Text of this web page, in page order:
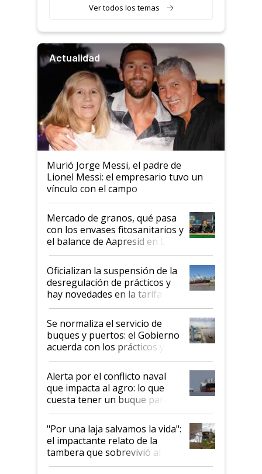
Ver todos los temas
Actualidad
Murió Jorge Messi, el padre de
Lionel Messi: el empresario tuvo un
vínculo con el campo
Mercado de granos, qué pasa
con los envases fitosanitarios y
el balance de Aapresid en La
Posta
Oficializan la suspensión de la
desregulación de prácticos y
hay novedades en la tarifa de
la hidrovía
Se normaliza el servicio de
buques y puertos: el Gobierno
acuerda con los prácticos y
suspende el decreto de
desregulación
Alerta por el conflicto naval
que impacta al agro: lo que
cuesta tener un buque parado
y el peligro de que Argentina
pase a ser "país sucio"
"Por una laja salvamos la vida":
el impactante relato de la
tambera que sobrevivió al
tornado